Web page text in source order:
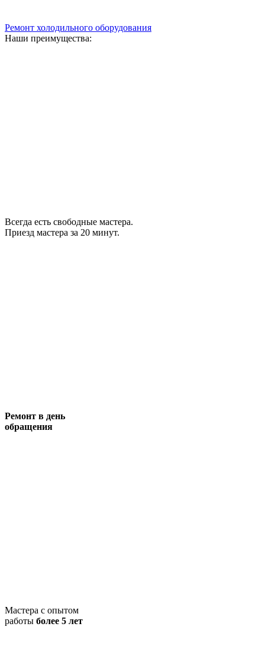
Ремонт холодильного оборудования
Наши преимущества:
Всегда есть свободные мастера.
Приезд мастера за 20 минут.
Ремонт в день
обращения
Мастера с опытом
работы более 5 лет